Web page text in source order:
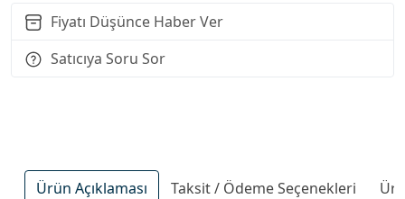
Fiyatı Düşünce Haber Ver
Satıcıya Soru Sor
Ürün Açıklaması Taksit / Ödeme Seçenekleri